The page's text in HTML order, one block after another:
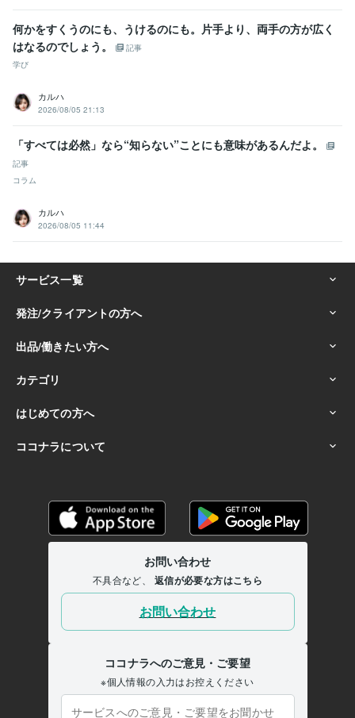
何かをすくうのにも、うけるのにも。片手より、両手の方が広く
はなるのでしょう。
記事
学び
カルハ
2026/08/05 21:13
「すべては必然」なら“知らない”ことにも意味があるんだよ。
記事
コラム
カルハ
2026/08/05 11:44